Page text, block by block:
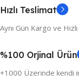
Hızlı Teslimat
Aynı Gün Kargo ve
%100 Orjinal Ürün
+1000 Üzerinde kendi